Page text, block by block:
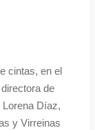
cintas, en el
de
Díaz,
y Virreinas